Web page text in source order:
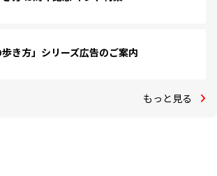
歩き方」シリーズ広告のご案内
もっと見る